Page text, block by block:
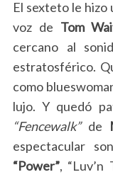
El sexteto le hizo
voz de Tom
cercano al
estratosférico.
como
lujo. Y quedó
“Fencewalk” de
espectacular
“Power”, “Luv’n